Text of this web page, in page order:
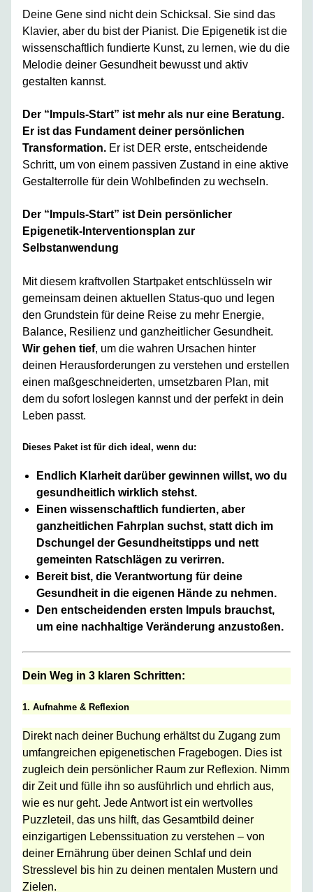
Deine Gene sind nicht dein Schicksal. Sie sind das
Klavier, aber du bist der Pianist. Die Epigenetik ist die
wissenschaftlich fundierte Kunst, zu lernen, wie du die
Melodie deiner Gesundheit bewusst und aktiv
gestalten kannst.
Der “Impuls-Start” ist mehr als nur eine Beratung.
Er ist das Fundament deiner persönlichen
Transformation.Er ist DER erste, entscheidende
Schritt, um von einem passiven Zustand in eine aktive
Gestalterrolle für dein Wohlbefinden zu wechseln.
Der “Impuls-Start” ist Dein persönlicher
Epigenetik-Interventionsplan zur
Selbstanwendung
Mit diesem kraftvollen Startpaket entschlüsseln wir
gemeinsam deinen aktuellen Status-quo und legen
den Grundstein für deine Reise zu mehr Energie,
Balance, Resilienz und ganzheitlicher Gesundheit.
Wir gehen tief, um die wahren Ursachen hinter
deinen Herausforderungen zu verstehen und erstellen
einen maßgeschneiderten, umsetzbaren Plan, mit
dem du sofort loslegen kannst und der perfekt in dein
Leben passt.
Dieses Paket ist für dich ideal, wenn du:
Endlich Klarheit darüber gewinnen willst, wo du
gesundheitlich wirklich stehst.
Einen wissenschaftlich fundierten, aber
ganzheitlichen Fahrplan suchst, statt dich im
Dschungel der Gesundheitstipps und nett
gemeinten Ratschlägen zu verirren.
Bereit bist, die Verantwortung für deine
Gesundheit in die eigenen Hände zu nehmen.
Den entscheidenden ersten Impuls brauchst,
um eine nachhaltige Veränderung anzustoßen.
Dein Weg in 3 klaren Schritten:
1. Aufnahme & Reflexion
Direkt nach deiner Buchung erhältst du Zugang zum
umfangreichen epigenetischen Fragebogen. Dies ist
zugleich dein persönlicher Raum zur Reflexion. Nimm
dir Zeit und fülle ihn so ausführlich und ehrlich aus,
wie es nur geht. Jede Antwort ist ein wertvolles
Puzzleteil, das uns hilft, das Gesamtbild deiner
einzigartigen Lebenssituation zu verstehen – von
deiner Ernährung über deinen Schlaf und dein
Stresslevel bis hin zu deinen mentalen Mustern und
Zielen.